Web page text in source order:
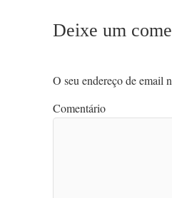
Deixe um
O seu endereço de email
Comentário